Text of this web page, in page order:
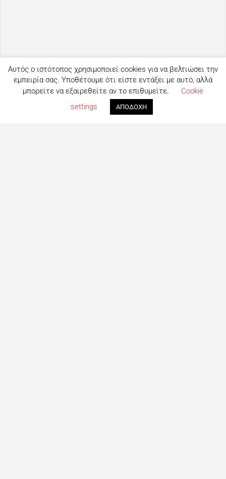
Map view
Αυτός ο ιστότοπος χρησιμοποιεί cookies για να βελτιώσει την
εμπειρία σας. Υποθέτουμε ότι είστε εντάξει με αυτό, αλλά
μπορείτε να εξαιρεθείτε αν το επιθυμείτε.
Cookie
settings
ΑΠΟΔΟΧΗ